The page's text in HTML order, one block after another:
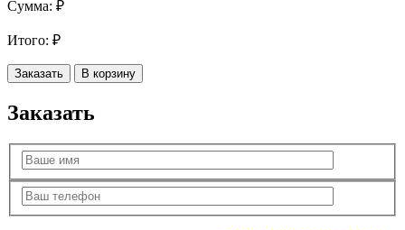
Сумма: ₽
Итого: ₽
Заказать В корзину
Заказать